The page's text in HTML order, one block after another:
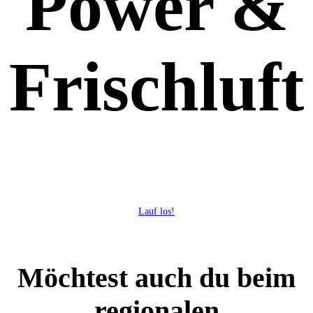
Frischluft
Lauf los!
Möchtest auch du beim